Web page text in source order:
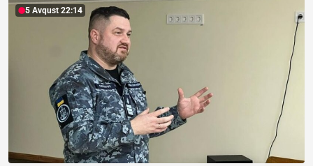
5 Avqust 22:14